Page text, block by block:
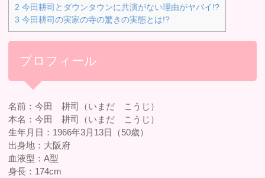
2 今田耕司とダウンタウンに共演がない理由がヤバイ!?
3 今田耕司の実家の寺の驚きの実態とは!?
プロフィール
名前：今田 耕司（いまだ こうじ）
本名：今田 耕司（いまだ こうじ）
生年月日：1966年3月13日（50歳）
出身地：大阪府
血液型：A型
身長：174cm